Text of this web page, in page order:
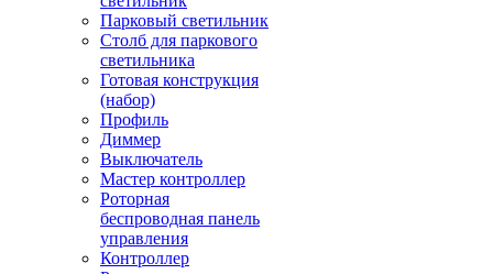
Парковый светильник
Столб для паркового
светильника
Готовая конструкция
(набор)
Профиль
Диммер
Выключатель
Мастер контроллер
Роторная
беспроводная панель
управления
Контроллер